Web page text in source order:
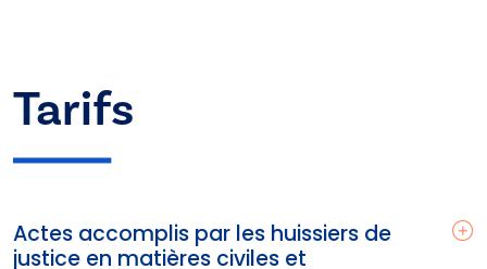
Tarifs
Actes accomplis par les huissiers de
justice en matières civiles et